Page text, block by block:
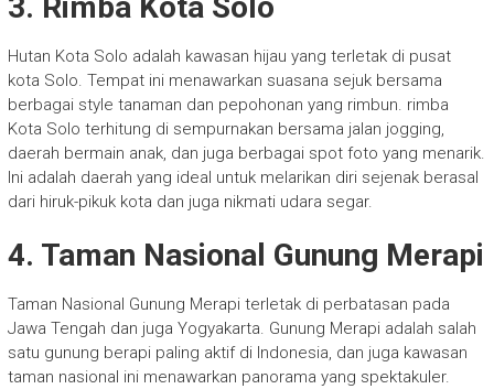
3. Rimba Kota Solo
Hutan Kota Solo adalah kawasan hijau yang terletak di pusat
kota Solo. Tempat ini menawarkan suasana sejuk bersama
berbagai style tanaman dan pepohonan yang rimbun. rimba
Kota Solo terhitung di sempurnakan bersama jalan jogging,
daerah bermain anak, dan juga berbagai spot foto yang menarik.
Ini adalah daerah yang ideal untuk melarikan diri sejenak berasal
dari hiruk-pikuk kota dan juga nikmati udara segar.
4. Taman Nasional Gunung Merapi
Taman Nasional Gunung Merapi terletak di perbatasan pada
Jawa Tengah dan juga Yogyakarta. Gunung Merapi adalah salah
satu gunung berapi paling aktif di Indonesia, dan juga kawasan
taman nasional ini menawarkan panorama yang spektakuler.